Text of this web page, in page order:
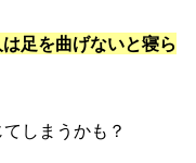
足を曲げないと寝ら
しまうかも？